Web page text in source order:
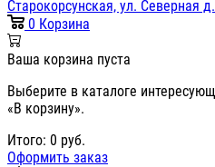
Старокорсунская, ул. Северная
0 Корзина
Ваша корзина пуста
Выберите в каталоге
«В корзину».
Итого: 0 руб.
Оформить заказ